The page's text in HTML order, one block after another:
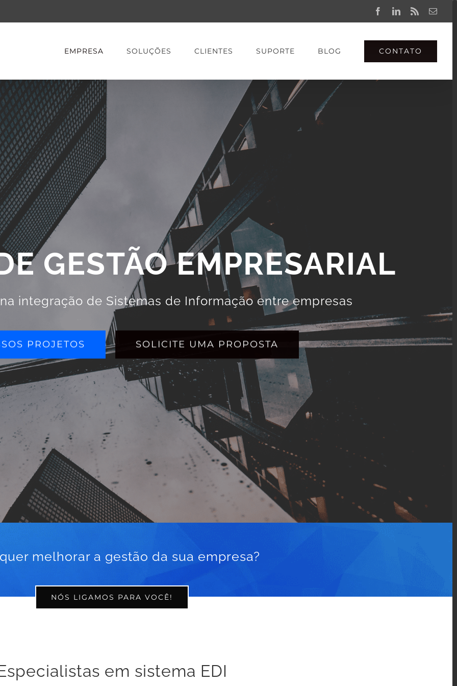
FacebookLinkedIn
Rss Email
EMPRESA SOLUÇÕES CLIENTES SUPORTE BLOG CONTATO
GESTÃO EMPRESARIAL
integração de Sistemas de Informação entre empresas
PROJETOS SOLICITE UMA PROPOSTA
melhorar a gestão da sua empresa?
NÓS LIGAMOS PARA VOCÊ!
em sistema EDI